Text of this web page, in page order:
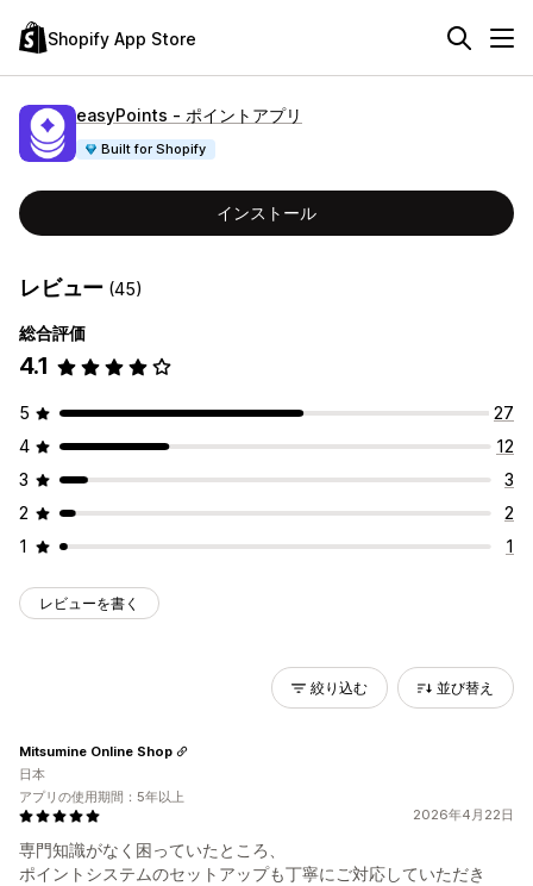
Shopify App Store
easyPoints ‑ ポイントアプリ
Built for Shopify
インストール
レビュー (45)
総合評価
4.1
5
27
4
12
3
3
2
2
1
1
レビューを書く
絞り込む 並び替え
2026年4月22日
専門知識がなく困っていたところ、
ポイントシステムのセットアップも丁寧にご対応していただき
Mitsumine Online Shop
日本
アプリの使用期間：5年以上